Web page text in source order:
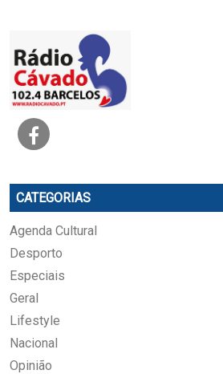
CATEGORIAS
Agenda Cultural
Desporto
Especiais
Geral
Lifestyle
Nacional
Opinião